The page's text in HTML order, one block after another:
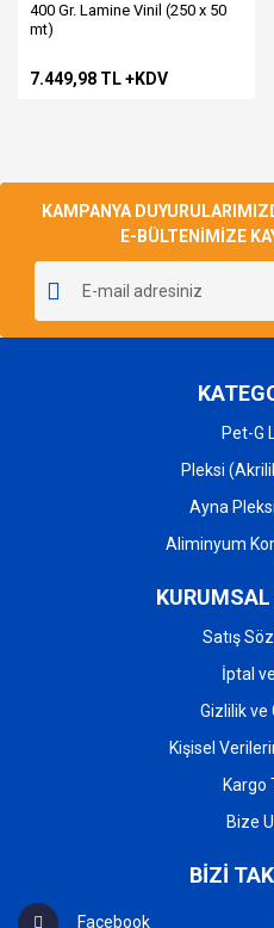
400 Gr. Lamine Vinil (250 x 50
mt)
7.449,98 TL +KDV
KAMPANYA
E-BÜLTENİMİZE
Pet-G
Pleksi
Ayna
Aliminyum
Satış
İptal
Gizlilik ve
Kişisel
Kargo
Bize
BİZİ
Facebook